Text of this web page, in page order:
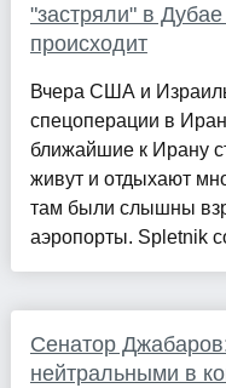
"застряли" в
происходит
Вчера США и
спецоперации в
ближайшие к Ирану
живут и отдыхают
там были слышны
аэропорты. Spletnik
Сенатор
нейтральными в